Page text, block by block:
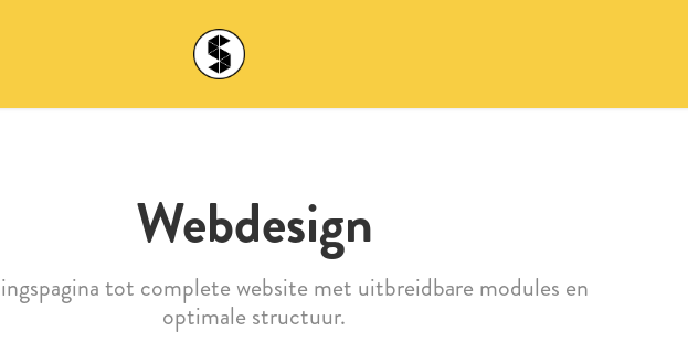
Webdesign
tot complete website met uitbreidbare modules en
optimale structuur.